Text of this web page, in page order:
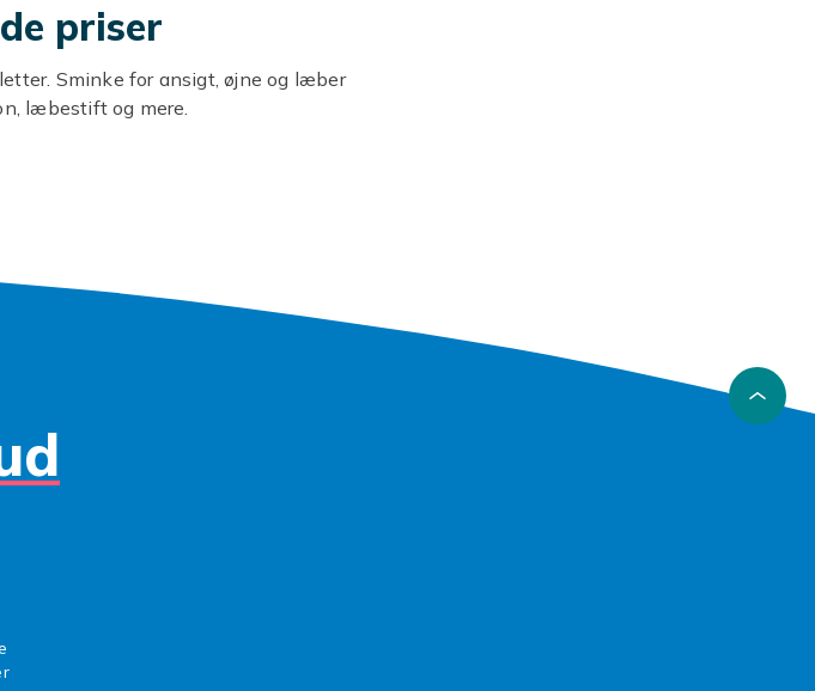
priser
Sminke for ansigt, øjne og læber
læbestift og mere.